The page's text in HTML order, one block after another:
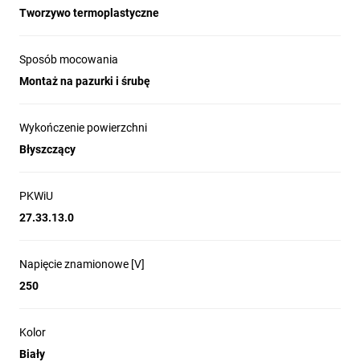
Tworzywo termoplastyczne
Sposób mocowania
Montaż na pazurki i śrubę
Wykończenie powierzchni
Błyszczący
PKWiU
27.33.13.0
Napięcie znamionowe [V]
250
Kolor
Biały